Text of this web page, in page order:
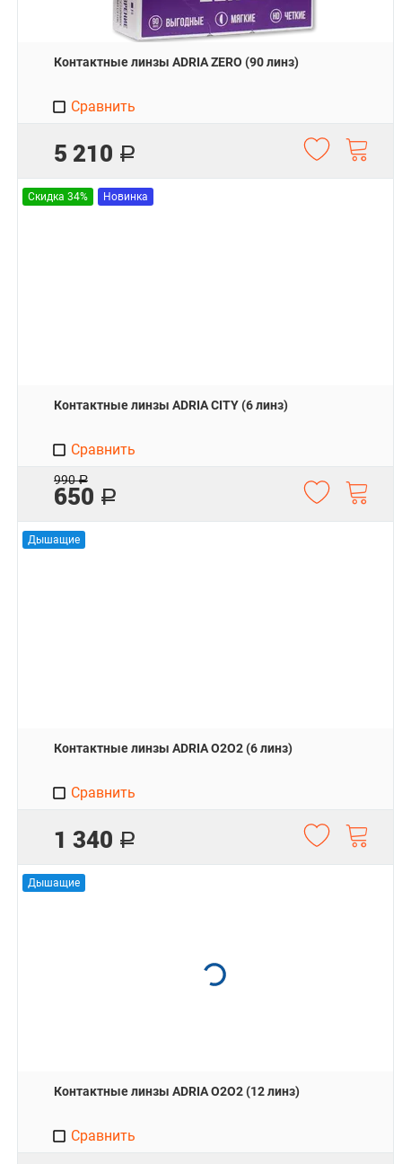
Контактные линзы ADRIA ZERO (90 линз)
5 210 Р
Сравнить
Скидка 34% Новинка
Контактные линзы ADRIA CITY (6 линз)
990 Р
650 Р
Сравнить
Дышащие
Контактные линзы ADRIA O2O2 (6 линз)
1 340 Р
Сравнить
Дышащие
Контактные линзы ADRIA O2O2 (12 линз)
Сравнить